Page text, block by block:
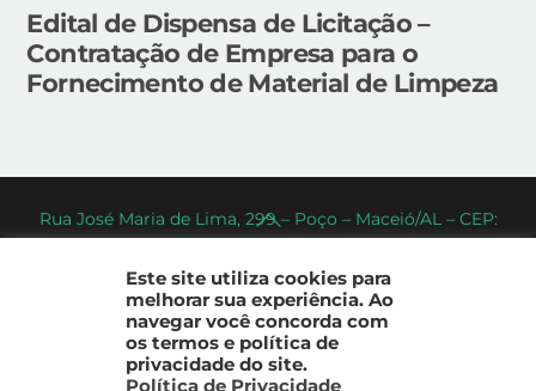
Edital de Dispensa de Licitação –
Contratação de Empresa para o
Fornecimento de Material de Limpeza
Back
Top
Rua José Maria de Lima, 299 – Poço – Maceió/AL – CEP:
/ (82) 99925-3909 (WhatsApp) / (82) 99338-9292
(Cobrança) / (82) 98875-6866 (Fiscalização) - E-mail:
crmv-al@crmv-al.org.br Horário de funcionamento: Das
8h às 12h e das 13h às 17h.
CRMV-AL - Conselho Regional de Medicina Veterinária do
Este site utiliza cookies para
melhorar sua experiência. Ao
navegar você concorda com
os termos e política de
privacidade do site.
Política de Privacidade